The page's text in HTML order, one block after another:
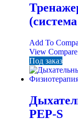
Add To
View Compare
Под заказ
PEP-S